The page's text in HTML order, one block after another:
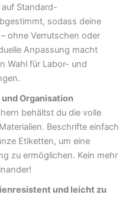
Standard-
sodass deine
ohne Verrutschen oder
Anpassung macht
Wahl für Labor- und
Organisation
behältst du die volle
Beschrifte einfach
Etiketten, um eine
zu ermöglichen. Kein mehr
und leicht zu